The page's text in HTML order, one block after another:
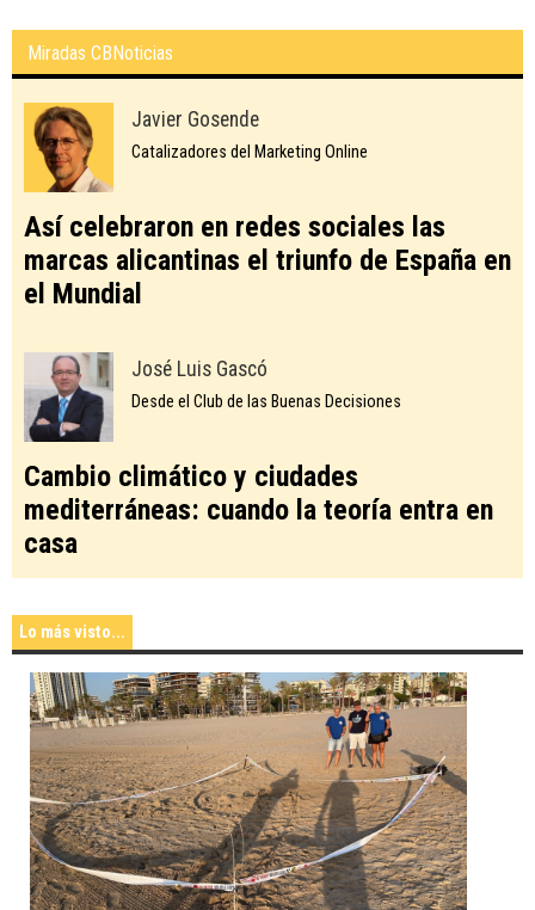
Miradas CBNoticias
Javier Gosende
Catalizadores del Marketing Online
Así celebraron en redes sociales las
marcas alicantinas el triunfo de España en
el Mundial
José Luis Gascó
Desde el Club de las Buenas Decisiones
Cambio climático y ciudades
mediterráneas: cuando la teoría entra en
casa
Lo más visto...